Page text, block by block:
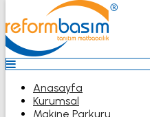
Anasayfa
Kurumsal
Makine Parkuru
Ürünler
Kurumsal Ürünler
Anasayfa
Kurumsal
Makine Parkuru